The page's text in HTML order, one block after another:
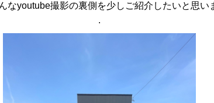
なyoutube撮影の裏側を少しご紹介したいと思い
.